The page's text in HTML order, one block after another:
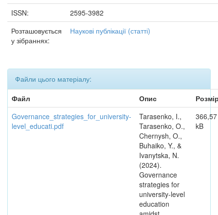
ISSN:
2595-3982
Розташовується
у зібраннях:
Наукові публікації (статті)
Файли цього матеріалу:
Файл
Опис
Governance_strategies_for_university-
level_educati.pdf
Tarasenko, I.,
Tarasenko, O.,
Chernysh, O.,
Buhaiko, Y., &
Ivanytska, N.
(2024).
Governance
strategies for
university-level
education
366,57
kB